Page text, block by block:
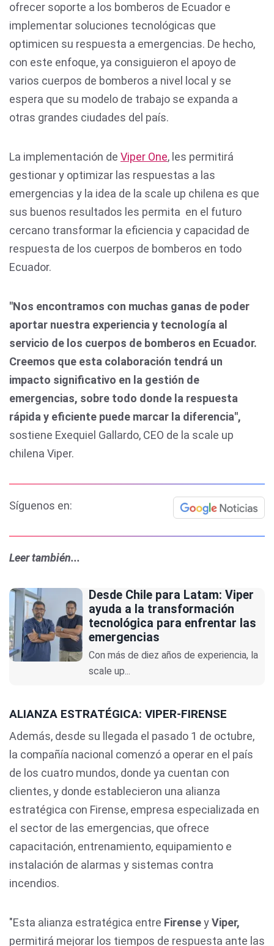
ofrecer soporte a los bomberos de Ecuador e
implementar soluciones tecnológicas que
optimicen su respuesta a emergencias. De hecho,
con este enfoque, ya consiguieron el apoyo de
varios cuerpos de bomberos a nivel local y se
espera que su modelo de trabajo se expanda a
otras grandes ciudades del país.
La implementación de Viper One, les permitirá
gestionar y optimizar las respuestas a las
emergencias y la idea de la scale up chilena es que
sus buenos resultados les permita en el futuro
cercano transformar la eficiencia y capacidad de
respuesta de los cuerpos de bomberos en todo
Ecuador.
"Nos encontramos con muchas ganas de poder
aportar nuestra experiencia y tecnología al
servicio de los cuerpos de bomberos en Ecuador.
Creemos que esta colaboración tendrá un
impacto significativo en la gestión de
emergencias, sobre todo donde la respuesta
rápida y eficiente puede marcar la diferencia",
sostiene Exequiel Gallardo, CEO de la scale up
chilena Viper.
Síguenos en:
Leer también...
Desde Chile para Latam: Viper
ayuda a la transformación
tecnológica para enfrentar las
emergencias
Con más de diez años de experiencia, la
scale up...
ALIANZA ESTRATÉGICA: VIPER-FIRENSE
Además, desde su llegada el pasado 1 de octubre,
la compañía nacional comenzó a operar en el país
de los cuatro mundos, donde ya cuentan con
clientes, y donde establecieron una alianza
estratégica con Firense, empresa especializada en
el sector de las emergencias, que ofrece
capacitación, entrenamiento, equipamiento e
instalación de alarmas y sistemas contra
incendios.
"Esta alianza estratégica entre FirenseyViper,
permitirá mejorar los tiempos de respuesta ante las